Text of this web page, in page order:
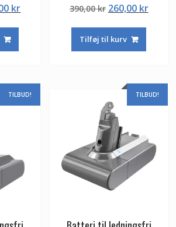
krDen
390,00kr Den
pris
var:
260,00 krDen
Tilføj til kurv
TILBUD! TILBUD!